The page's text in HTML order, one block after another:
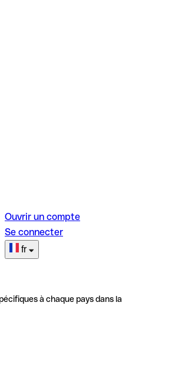
Ouvrir un compte
Se connecter
fr
à chaque pays dans la